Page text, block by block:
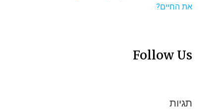
את החיים?
Follow Us
תגיות